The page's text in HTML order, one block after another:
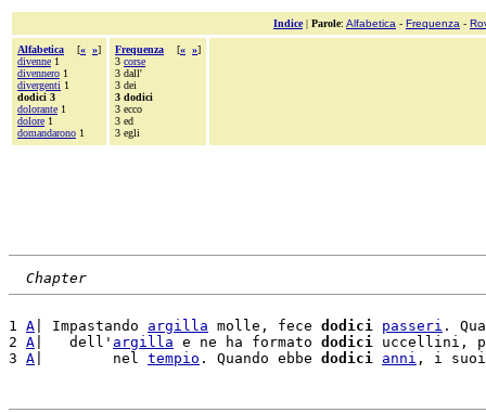
Indice| Parole: Alfabetica - Frequenza -
Alfabetica [« »]
divenne 1
divennero 1
divergenti 1
dodici 3
dolorante 1
dolore 1
domandarono 1
Frequenza [« »]
3 corse
3 dall'
3 dei
3 dodici
3 ecco
3 ed
3 egli
Chapter
1 A | Impastando argilla molle, fece dodici passeri .
2 A |   dell' argilla e ne ha formato dodici uccellini,
3 A |        nel tempio . Quando ebbe dodici anni , i